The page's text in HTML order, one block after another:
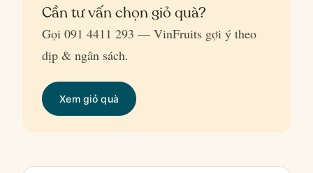
Cần tư vấn chọn giỏ quà?
Gọi 091 4411 293 — VinFruits gợi ý theo
dịp & ngân sách.
Xem giỏ quà